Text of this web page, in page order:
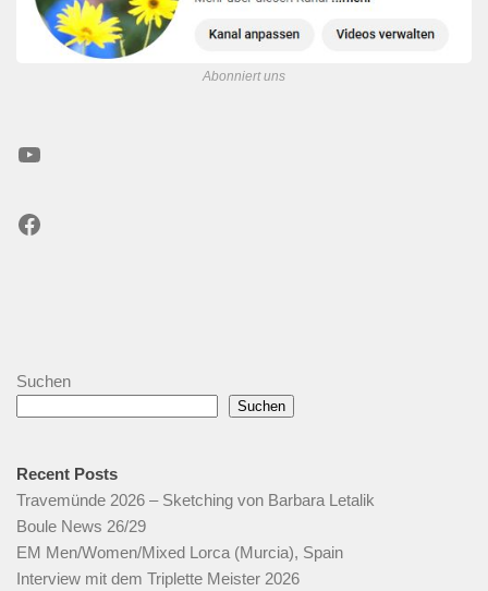
Abonniert uns
YouTube
Facebook
Suchen
Suchen
Recent Posts
Travemünde 2026 – Sketching von Barbara Letalik
Boule News 26/29
EM Men/Women/Mixed Lorca (Murcia), Spain
Interview mit dem Triplette Meister 2026